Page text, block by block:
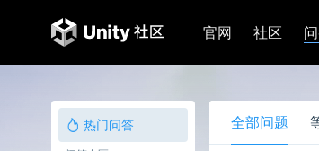
官网 社区
热门问答 全部问题